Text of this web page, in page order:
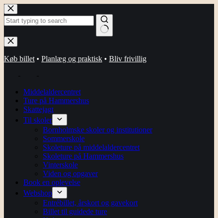
Fortsæt
til
indhold
Ingen
resultater
Køb billet • Planlæg og praktisk • Bliv frivillig
-
-
Middelaldercentret
Ture på Hammershus
Skattejagt
Til skoler
Bornholmske skoler og institutioner
Sommerskole
Skoleture på middelaldercentret
Skoleture på Hammershus
Vinterskole
Viden og opgaver
Book en oplevelse
Webshop
Entrébillet, årskort og gavekort
Billet til guidede ture